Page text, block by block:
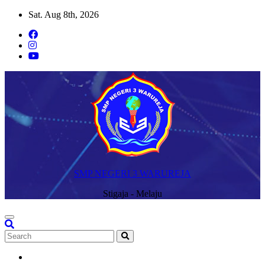
Skip
content
Sat. Aug 8th, 2026
SMP NEGERI 3 WARUREJA
Stigaja - Melaju